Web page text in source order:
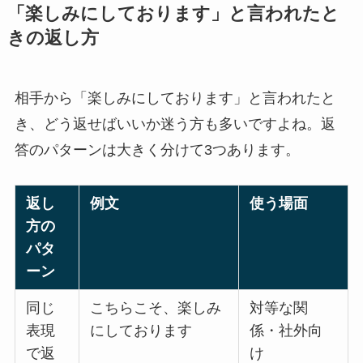
「楽しみにしております」と言われたと
きの返し方
相手から「楽しみにしております」と言われたと
き、どう返せばいいか迷う方も多いですよね。返
答のパターンは大きく分けて3つあります。
返し
方の
パタ
ーン
例文 使う場面
同じ
表現
で返
こちらこそ、楽しみ
にしております
対等な関
係・社外向
け